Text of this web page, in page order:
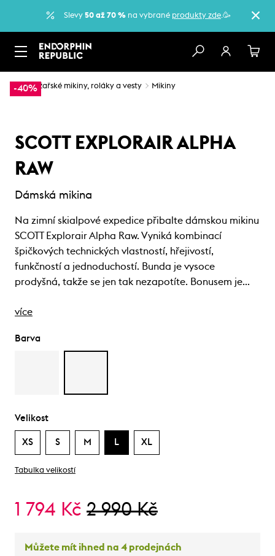
Slevy 50 až 70 % na vybrané produkty zde.🥳
-40%
… Lyžařské mikiny, roláky a vesty Mikiny
SCOTT EXPLORAIR ALPHA
RAW
Dámská mikina
Na zimní skialpové expedice přibalte dámskou mikinu
SCOTT Explorair Alpha Raw. Vyniká kombinací
špičkových technických vlastností, hřejivostí,
funkčností a jednoduchostí. Bunda je vysoce
prodyšná, takže se jen tak nezapotíte. Bonusem je…
více
Barva
Velikost
XS S M L XL
Tabulka velikostí
1 794 Kč 2 990 Kč
Můžete mít ihned na 4 prodejnách